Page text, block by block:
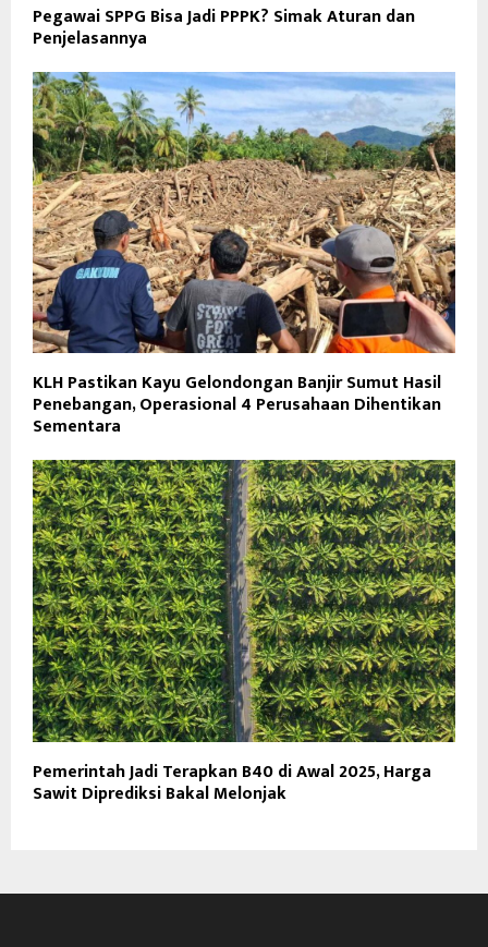
Pegawai SPPG Bisa Jadi PPPK? Simak Aturan dan
Penjelasannya
KLH Pastikan Kayu Gelondongan Banjir Sumut Hasil
Penebangan, Operasional 4 Perusahaan Dihentikan
Sementara
Pemerintah Jadi Terapkan B40 di Awal 2025, Harga
Sawit Diprediksi Bakal Melonjak